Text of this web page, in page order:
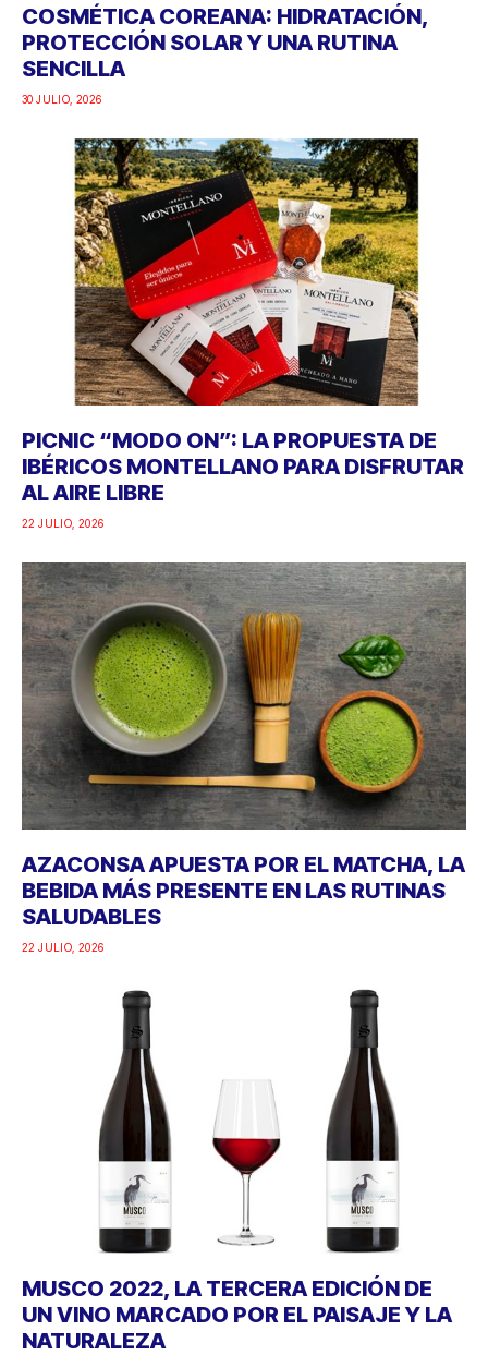
COSMÉTICA COREANA: HIDRATACIÓN,
PROTECCIÓN SOLAR Y UNA RUTINA
SENCILLA
30 JULIO, 2026
PICNIC “MODO ON”: LA PROPUESTA DE
IBÉRICOS MONTELLANO PARA DISFRUTAR
AL AIRE LIBRE
22 JULIO, 2026
AZACONSA APUESTA POR EL MATCHA, LA
BEBIDA MÁS PRESENTE EN LAS RUTINAS
SALUDABLES
22 JULIO, 2026
MUSCO 2022, LA TERCERA EDICIÓN DE
UN VINO MARCADO POR EL PAISAJE Y LA
NATURALEZA